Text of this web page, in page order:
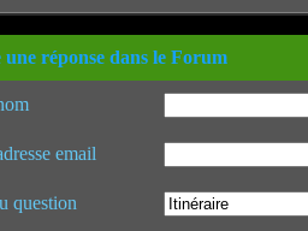
réponse dans le Forum
email
question